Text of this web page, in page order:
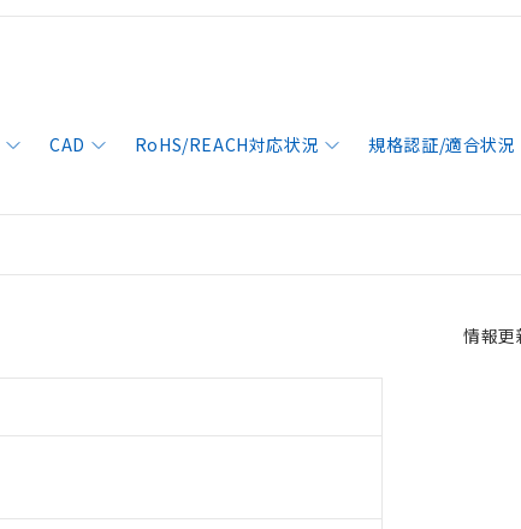
CAD RoHS/REACH対応状況 規格認証/適合状況
情報